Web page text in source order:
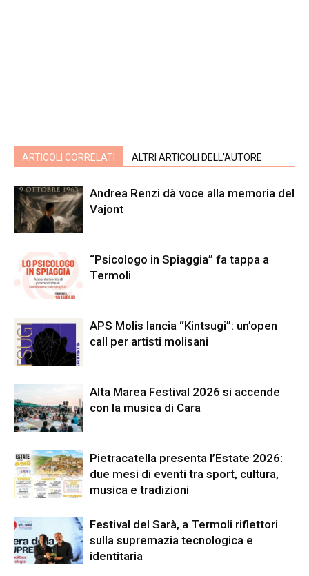
ARTICOLI CORRELATI ALTRI ARTICOLI DELL'AUTORE
Andrea Renzi dà voce alla memoria del
Vajont
“Psicologo in Spiaggia” fa tappa a
Termoli
APS Molis lancia “Kintsugi”: un’open
call per artisti molisani
Alta Marea Festival 2026 si accende
con la musica di Cara
Pietracatella presenta l’Estate 2026:
due mesi di eventi tra sport, cultura,
musica e tradizioni
Festival del Sarà, a Termoli riflettori
sulla supremazia tecnologica e
identitaria